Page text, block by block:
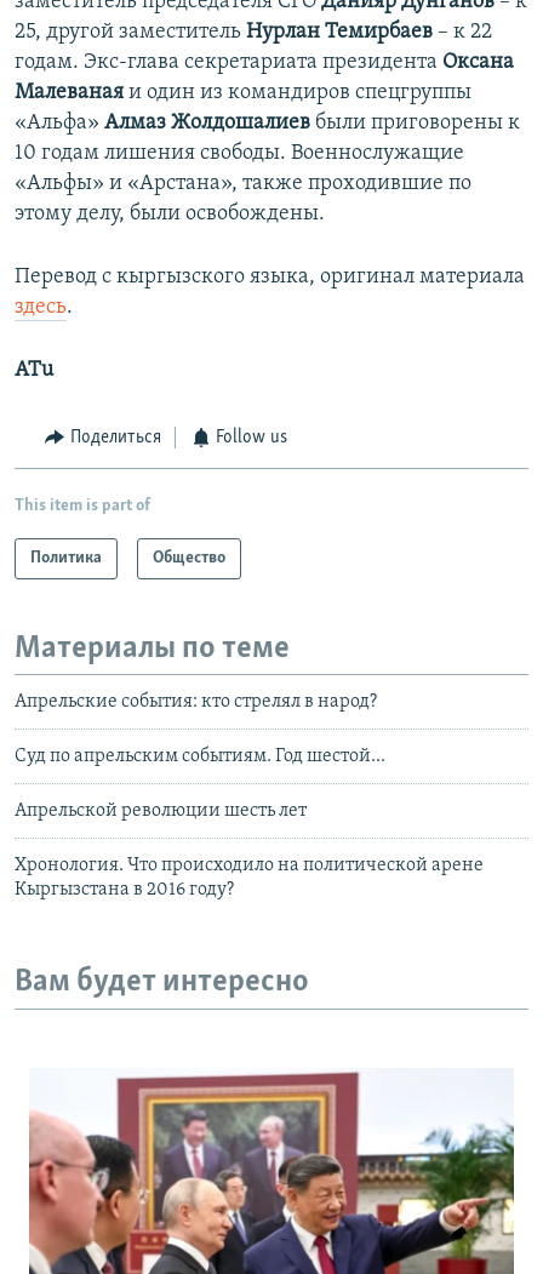
25, другой заместитель Нурлан Темирбаев – к 22
годам. Экс-глава секретариата президента Оксана
Малеваная и один из командиров спецгруппы
«Альфа» Алмаз Жолдошалиев были приговорены к
10 годам лишения свободы. Военнослужащие
«Альфы» и «Арстана», также проходившие по
этому делу, были освобождены.
Перевод с кыргызского языка, оригинал материала
здесь.
ATu
Поделиться Follow us
This item is part of
Политика Общество
Материалы по теме
Апрельские события: кто стрелял в народ?
Суд по апрельским событиям. Год шестой...
Апрельской революции шесть лет
Хронология. Что происходило на политической арене
Кыргызстана в 2016 году?
Вам будет интересно